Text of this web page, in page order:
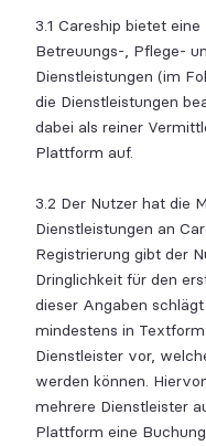
3.1 Careship bietet
Betreuungs-, Pflege-
Dienstleistungen (im
die Dienstleistungen
dabei als reiner
Plattform auf.
3.2 Der Nutzer hat die
Dienstleistungen an
Registrierung gibt der
Dringlichkeit für den
dieser Angaben
mindestens in
Dienstleister vor,
werden können.
mehrere Dienstleister
Plattform eine